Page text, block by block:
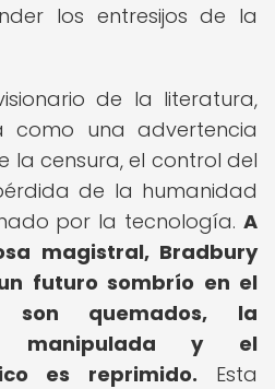
los entresijos de la
de la literatura,
como una advertencia
la censura, el control del
de la humanidad
por la tecnología. A
magistral, Bradbury
futuro sombrío en el
quemados, la
manipulada y el
es reprimido. Esta